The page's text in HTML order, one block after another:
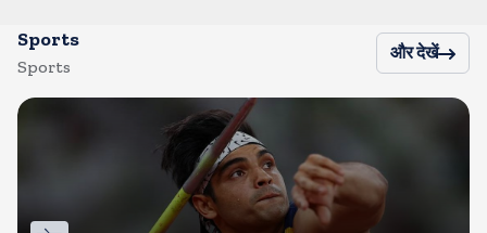
Sports
Sports
और देखें